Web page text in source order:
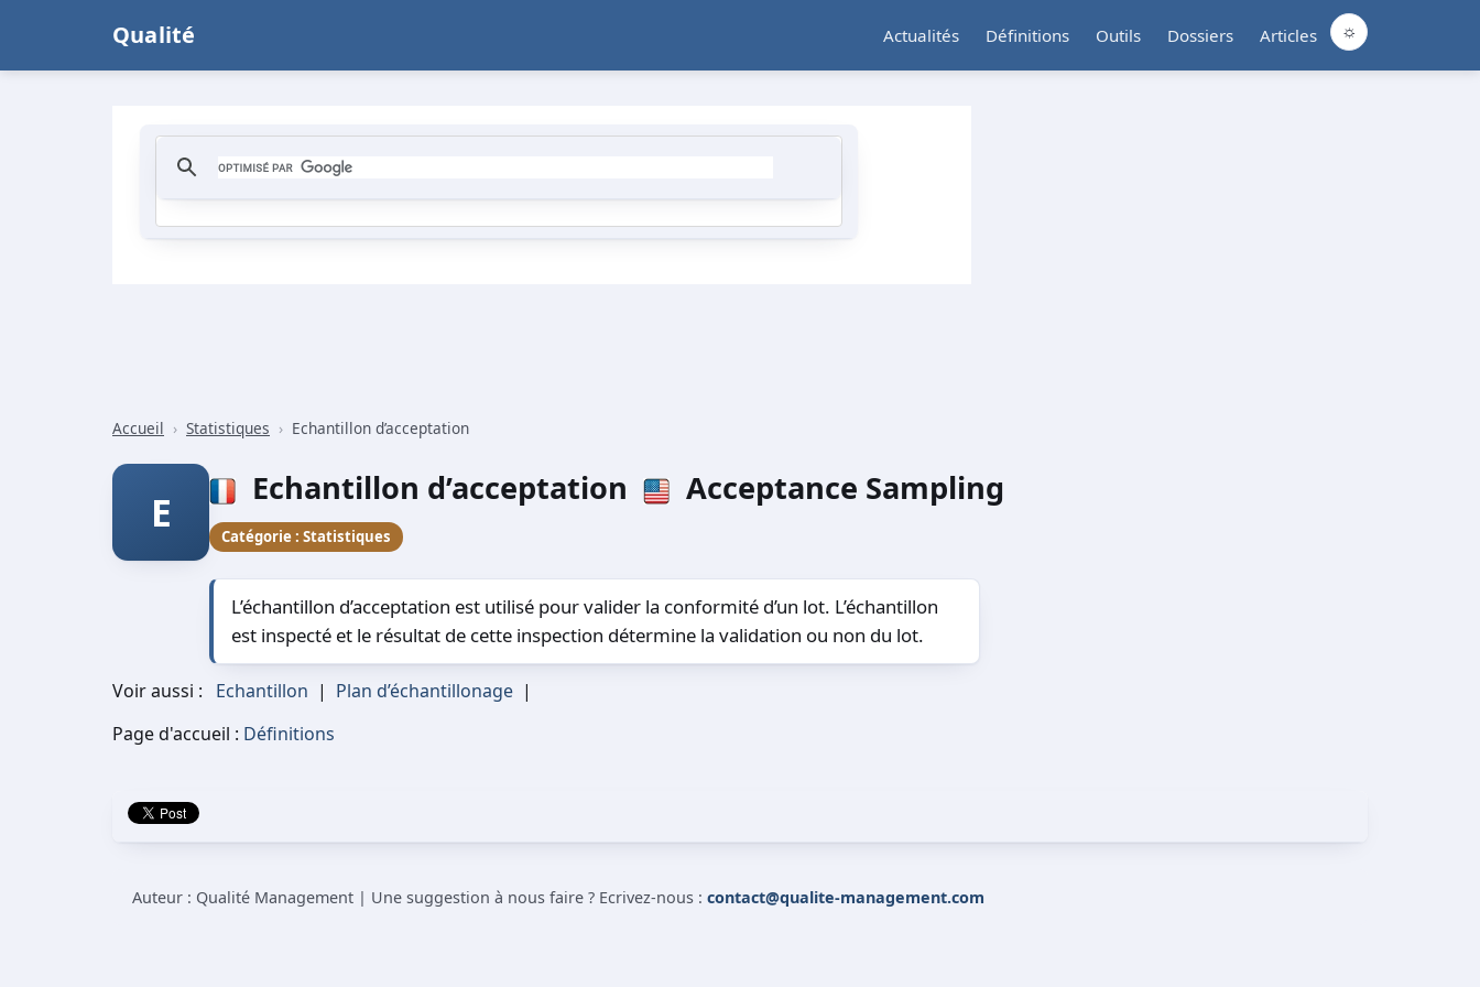
Qualité Actualités Définitions Outils Dossiers Articles ☼
Accueil › Statistiques › Echantillon d’acceptation
E Echantillon d’acceptation Acceptance Sampling
Catégorie : Statistiques
L’échantillon d’acceptation est utilisé pour valider la conformité d’un lot. L’échantillon
est inspecté et le résultat de cette inspection détermine la validation ou non du lot.
Voir aussi : Echantillon | Plan d’échantillonage |
Page d'accueil : Définitions
Auteur : Qualité Management | Une suggestion à nous faire ? Ecrivez-nous : contact@qualite-management.com